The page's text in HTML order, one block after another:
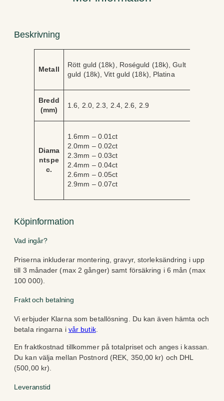
Beskrivning
tt
t
ä
d
e
Metall
Rött guld (18k), Roséguld (18k), Gult
guld (18k), Vitt guld (18k), Platina
Bredd
(mm)
1.6, 2.0, 2.3, 2.4, 2.6, 2.9
Diama
ntspe
c.
1.6mm – 0.01ct
2.0mm – 0.02ct
2.3mm – 0.03ct
2.4mm – 0.04ct
2.6mm – 0.05ct
2.9mm – 0.07ct
Köpinformation
Vad ingår?
Priserna inkluderar montering, gravyr, storleksändring i upp
till 3 månader (max 2 gånger) samt försäkring i 6 mån (max
100 000).
Frakt och betalning
Vi erbjuder Klarna som betallösning. Du kan även hämta och
betala ringarna i vår butik.
En fraktkostnad tillkommer på totalpriset och anges i kassan.
Du kan välja mellan Postnord (REK, 350,00 kr) och DHL
(500,00 kr).
Leveranstid